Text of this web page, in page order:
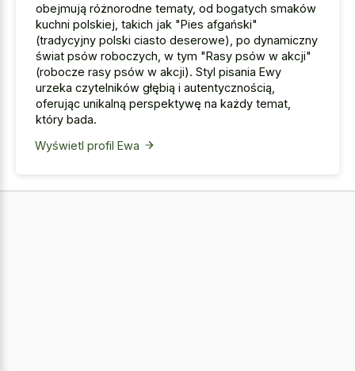
obejmują różnorodne tematy, od bogatych smaków
kuchni polskiej, takich jak "Pies afgański"
(tradycyjny polski ciasto deserowe), po dynamiczny
świat psów roboczych, w tym "Rasy psów w akcji"
(robocze rasy psów w akcji). Styl pisania Ewy
urzeka czytelników głębią i autentycznością,
oferując unikalną perspektywę na każdy temat,
który bada.
Wyświetl profil Ewa